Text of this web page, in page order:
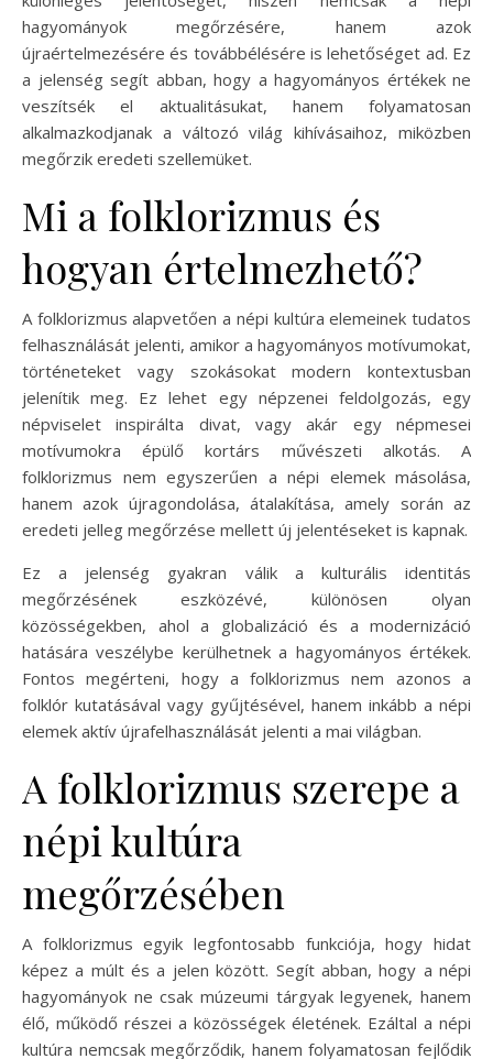
hagyományok megőrzésére, hanem azok
újraértelmezésére és továbbélésére is lehetőséget ad. Ez
a jelenség segít abban, hogy a hagyományos értékek ne
veszítsék el aktualitásukat, hanem folyamatosan
alkalmazkodjanak a változó világ kihívásaihoz, miközben
megőrzik eredeti szellemüket.
Mi a folklorizmus és
hogyan értelmezhető?
A folklorizmus alapvetően a népi kultúra elemeinek tudatos
felhasználását jelenti, amikor a hagyományos motívumokat,
történeteket vagy szokásokat modern kontextusban
jelenítik meg. Ez lehet egy népzenei feldolgozás, egy
népviselet inspirálta divat, vagy akár egy népmesei
motívumokra épülő kortárs művészeti alkotás. A
folklorizmus nem egyszerűen a népi elemek másolása,
hanem azok újragondolása, átalakítása, amely során az
eredeti jelleg megőrzése mellett új jelentéseket is kapnak.
Ez a jelenség gyakran válik a kulturális identitás
megőrzésének eszközévé, különösen olyan
közösségekben, ahol a globalizáció és a modernizáció
hatására veszélybe kerülhetnek a hagyományos értékek.
Fontos megérteni, hogy a folklorizmus nem azonos a
folklór kutatásával vagy gyűjtésével, hanem inkább a népi
elemek aktív újrafelhasználását jelenti a mai világban.
A folklorizmus szerepe a
népi kultúra
megőrzésében
A folklorizmus egyik legfontosabb funkciója, hogy hidat
képez a múlt és a jelen között. Segít abban, hogy a népi
hagyományok ne csak múzeumi tárgyak legyenek, hanem
élő, működő részei a közösségek életének. Ezáltal a népi
kultúra nemcsak megőrződik, hanem folyamatosan fejlődik